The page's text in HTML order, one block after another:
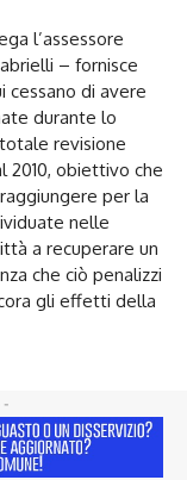
l’assessore
– fornisce
cessano di avere
durante lo
revisione
2010, obiettivo che
per la
nelle
a recuperare un
che ciò penalizzi
gli effetti della
-